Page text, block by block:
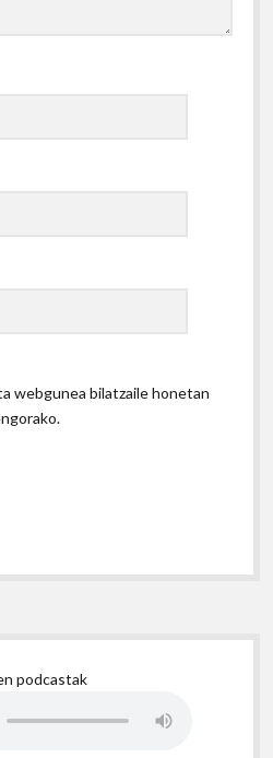
webgunea bilatzaile honetan
podcastak